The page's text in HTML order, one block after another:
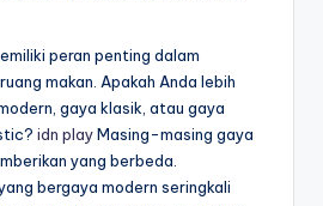
peran penting dalam
makan. Apakah Anda lebih
gaya klasik, atau gaya
idn playMasing-masing gaya
yang berbeda.
bergaya modern seringkali